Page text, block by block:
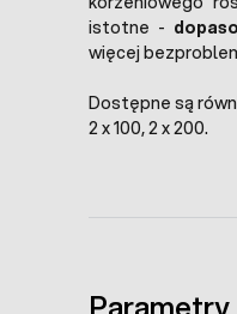
istotne -
więcej
Dostępne są
2 x 100, 2 x 200.